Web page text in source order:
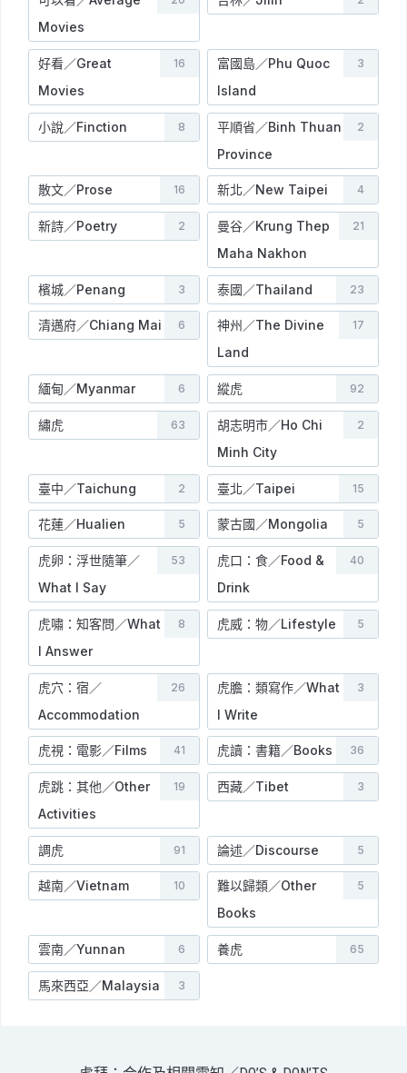
Movies
好看／Great
Movies
16
富國島／Phu Quoc
Island
3
小說／Finction 8
平順省／Binh Thuan
Province
2
散文／Prose 16 新北／New Taipei 4
新詩／Poetry 2
曼谷／Krung Thep
Maha Nakhon
21
檳城／Penang 3 泰國／Thailand 23
清邁府／Chiang Mai 6
神州／The Divine
Land
17
緬甸／Myanmar 6 縱虎 92
繡虎 63
胡志明市／Ho Chi
Minh City
2
臺中／Taichung 2 臺北／Taipei 15
花蓮／Hualien 5 蒙古國／Mongolia 5
虎卵：浮世隨筆／
What I Say
53
虎口：食／Food &
Drink
40
虎嘯：知客問／What
I Answer
8 虎威：物／Lifestyle 5
虎穴：宿／
Accommodation
26
虎膽：類寫作／What
I Write
3
虎視：電影／Films 41 虎讀：書籍／Books 36
虎跳：其他／Other
Activities
19 西藏／Tibet 3
調虎 91 論述／Discourse 5
越南／Vietnam 10
難以歸類／Other
Books
5
雲南／Yunnan 6 養虎 65
馬來西亞／Malaysia 3